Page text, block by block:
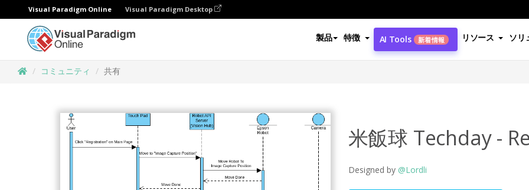
Visual Paradigm Online Visual Paradigm Desktop
製品 特徴 AI Tools 新着情報 リソース ソリ
コミュニティ 共有
米飯球 Techday -
Designed by @Lordli